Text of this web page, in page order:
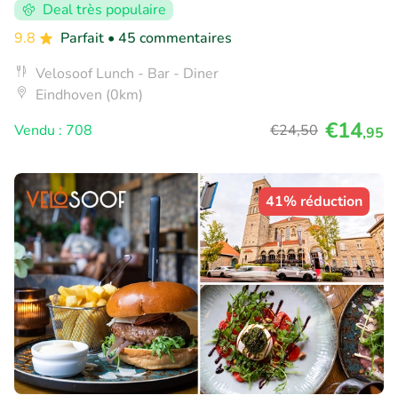
Deal très populaire
9.8
Parfait • 45 commentaires
Velosoof Lunch - Bar - Diner
Eindhoven (0km)
Vendu : 708
€24,50 €14,95
41% réduction